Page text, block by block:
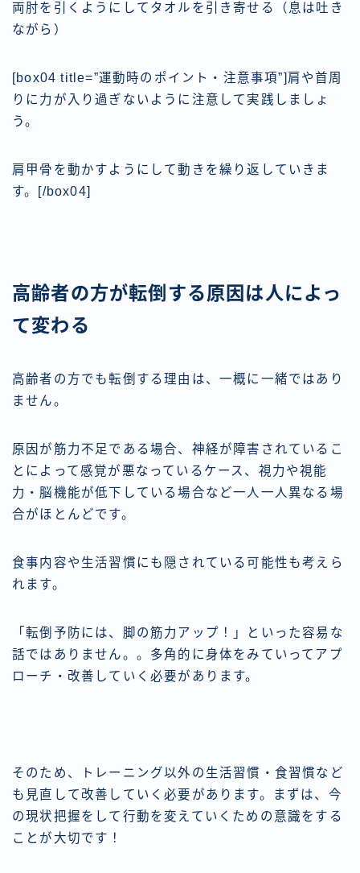
両肘を引くようにしてタオルを引き寄せる（息は吐き
ながら）
[box04 title=”運動時のポイント・注意事項”]肩や首周
りに力が入り過ぎないように注意して実践しましょ
う。
肩甲骨を動かすようにして動きを繰り返していきま
す。[/box04]
高齢者の方が転倒する原因は人によっ
て変わる
高齢者の方でも転倒する理由は、一概に一緒ではあり
ません。
原因が筋力不足である場合、神経が障害されているこ
とによって感覚が悪なっているケース、視力や視能
力・脳機能が低下している場合など一人一人異なる場
合がほとんどです。
食事内容や生活習慣にも隠されている可能性も考えら
れます。
「転倒予防には、脚の筋力アップ！」といった容易な
話ではありません。。多角的に身体をみていってアプ
ローチ・改善していく必要があります。
そのため、トレーニング以外の生活習慣・食習慣など
も見直して改善していく必要があります。まずは、今
の現状把握をして行動を変えていくための意識をする
ことが大切です！